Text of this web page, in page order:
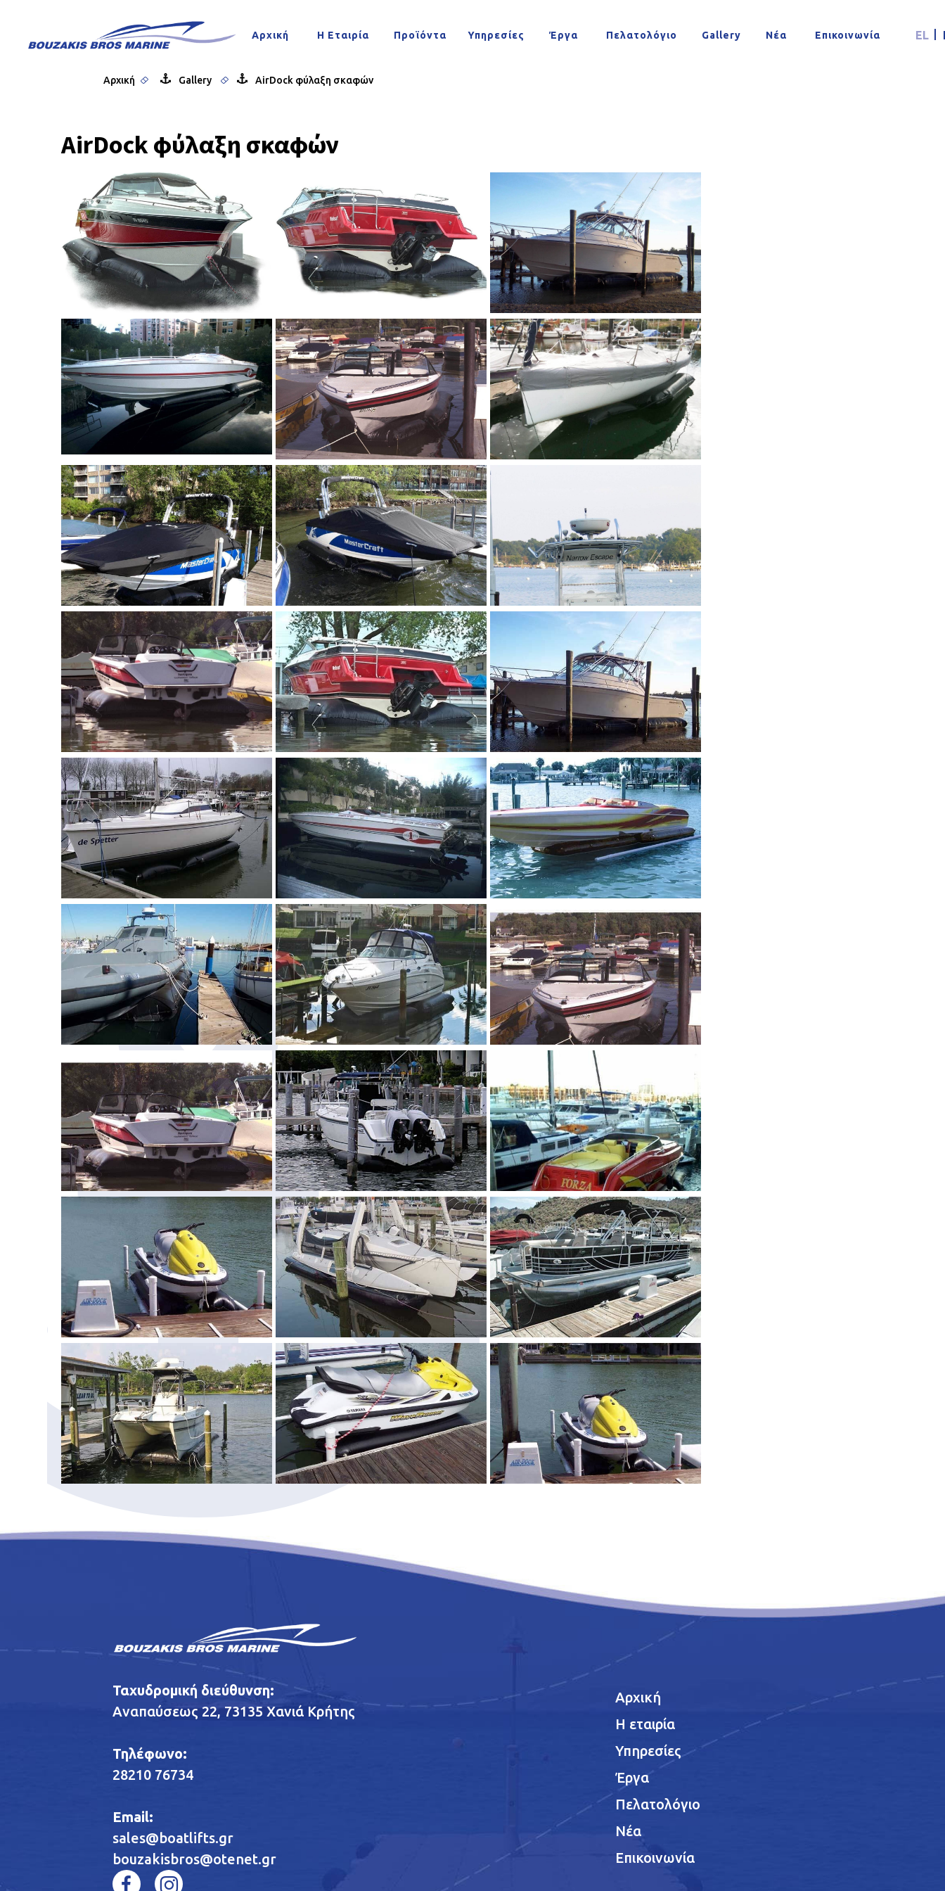
Αρχική Η Εταιρία Προϊόντα Υπηρεσίες Έργα Πελατολόγιο Gallery Νέα Επικοινωνία EL
AirDock φύλαξη σκαφών
Αρχική Gallery AirDock φύλαξη σκαφών
Αρχική Gallery AirDock φύλαξη σκαφών
AirDock φύλαξη σκαφών
Ταχυδρομική διεύθυνση:
Αναπαύσεως 22, 73135 Χανιά Κρήτης
Τηλέφωνο:
28210 76734
Email:
sales@boatlifts.gr
bouzakisbros@otenet.gr
Αρχική
Η εταιρία
Υπηρεσίες
Έργα
Πελατολόγιο
Νέα
Επικοινωνία